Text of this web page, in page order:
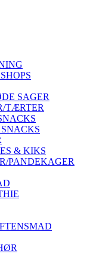
SAGER
TÆRTER
& KIKS
PANDEKAGER